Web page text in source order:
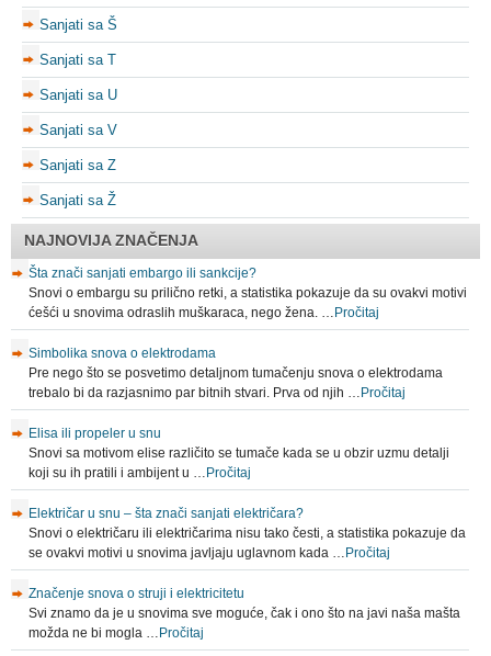
Sanjati sa Š
Sanjati sa T
Sanjati sa U
Sanjati sa V
Sanjati sa Z
Sanjati sa Ž
NAJNOVIJA ZNAČENJA
Šta znači sanjati embargo ili sankcije?
Snovi o embargu su prilično retki, a statistika pokazuje da su ovakvi motivi
ćešći u snovima odraslih muškaraca, nego žena. … Pročitaj
Simbolika snova o elektrodama
Pre nego što se posvetimo detaljnom tumačenju snova o elektrodama
trebalo bi da razjasnimo par bitnih stvari. Prva od njih … Pročitaj
Elisa ili propeler u snu
Snovi sa motivom elise različito se tumače kada se u obzir uzmu detalji
koji su ih pratili i ambijent u … Pročitaj
Električar u snu – šta znači sanjati električara?
Snovi o električaru ili električarima nisu tako česti, a statistika pokazuje da
se ovakvi motivi u snovima javljaju uglavnom kada … Pročitaj
Značenje snova o struji i elektricitetu
Svi znamo da je u snovima sve moguće, čak i ono što na javi naša mašta
možda ne bi mogla … Pročitaj